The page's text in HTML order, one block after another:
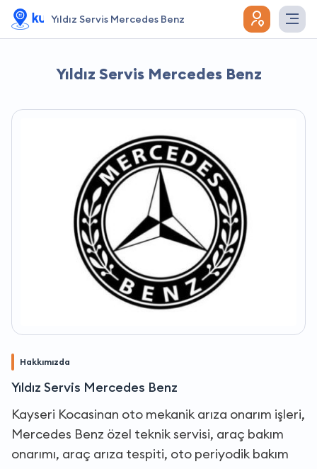
Yıldız Servis Mercedes Benz
Yıldız Servis Mercedes Benz
Hakkımızda
Yıldız Servis Mercedes Benz
Kayseri Kocasinan oto mekanik arıza onarım işleri,
Mercedes Benz özel teknik servisi, araç bakım
onarımı, araç arıza tespiti, oto periyodik bakım